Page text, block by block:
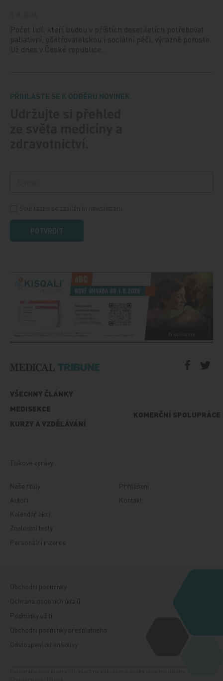
Počet lidí, kteří budou v příštích desetiletích potřebovat
paliativní, ošetřovatelskou i sociální péči, výrazně poroste.
Už dnes v České republice…
PŘIHLASTE SE K ODBĚRU NOVINEK.
POTVRDIT
VŠECHNY ČLÁNKY
MEDISEKCE
KURZY A VZDĚLÁVÁNÍ
KOMERČNÍ SPOLUPRÁCE
Tiskové zprávy
Naše tituly
Autoři
Kalendář akcí
Znalostní testy
Personální inzerce
Přihlášení
Kontakt
Obchodní podmínky
Ochrana osobních údajů
Podmínky užití
Obchodní podmínky předplatného
Odstoupení od smlouvy